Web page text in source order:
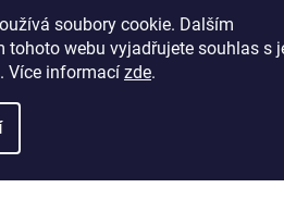
soubory cookie. Dalším
tohoto webu vyjadřujete souhlas s
Více informací zde.
Informace pro vás
Kontakty